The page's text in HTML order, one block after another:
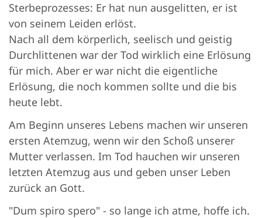
Sterbeprozesses: Er hat nun ausgelitten, er ist
von seinem Leiden erlöst.
Nach all dem körperlich, seelisch und geistig
Durchlittenen war der Tod wirklich eine Erlösung
für mich. Aber er war nicht die eigentliche
Erlösung, die noch kommen sollte und die bis
heute lebt.
Am Beginn unseres Lebens machen wir unseren
ersten Atemzug, wenn wir den Schoß unserer
Mutter verlassen. Im Tod hauchen wir unseren
letzten Atemzug aus und geben unser Leben
zurück an Gott.
"Dum spiro spero" - so lange ich atme, hoffe ich.